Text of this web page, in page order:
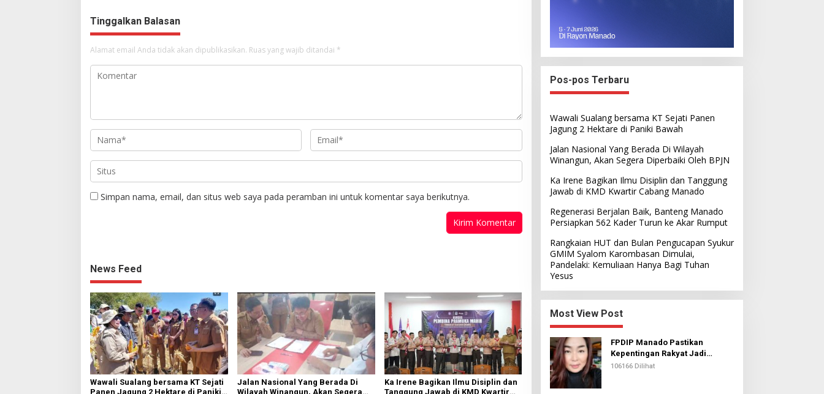
Tinggalkan Balasan
Alamat email Anda tidak akan dipublikasikan. Ruas yang wajib ditandai *
Simpan nama, email, dan situs web saya pada peramban ini untuk komentar saya berikutnya.
News Feed
Wawali Sualang bersama KT Sejati
Panen Jagung 2 Hektare di Paniki
Jalan Nasional Yang Berada Di
Wilayah Winangun, Akan Segera
Ka Irene Bagikan Ilmu Disiplin dan
Tanggung Jawab di KMD Kwartir
Pos-pos Terbaru
Wawali Sualang bersama KT Sejati Panen
Jagung 2 Hektare di Paniki Bawah
Jalan Nasional Yang Berada Di Wilayah
Winangun, Akan Segera Diperbaiki Oleh BPJN
Ka Irene Bagikan Ilmu Disiplin dan Tanggung
Jawab di KMD Kwartir Cabang Manado
Regenerasi Berjalan Baik, Banteng Manado
Persiapkan 562 Kader Turun ke Akar Rumput
Rangkaian HUT dan Bulan Pengucapan Syukur
GMIM Syalom Karombasan Dimulai,
Pandelaki: Kemuliaan Hanya Bagi Tuhan
Yesus
Most View Post
FPDIP Manado Pastikan
Kepentingan Rakyat Jadi
Prioritas Dalam Perjuangan
106166 Dilihat